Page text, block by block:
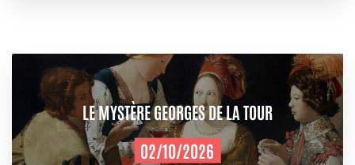
LE MYSTÈRE GEORGES DE LA TOUR
02/10/2026